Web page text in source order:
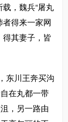
，魏兵“屠丸
者得来一家网
得其妻子，皆
东川王奔买沟
在丸都一带
，另一路由